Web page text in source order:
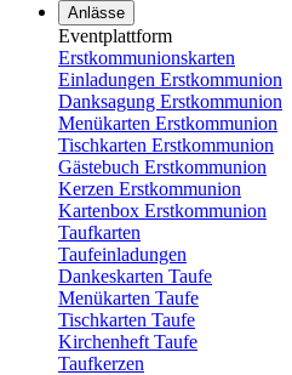
Anlässe
Eventplattform
Erstkommunionskarten
Einladungen Erstkommunion
Danksagung Erstkommunion
Menükarten Erstkommunion
Tischkarten Erstkommunion
Gästebuch Erstkommunion
Kerzen Erstkommunion
Kartenbox Erstkommunion
Taufkarten
Taufeinladungen
Dankeskarten Taufe
Menükarten Taufe
Tischkarten Taufe
Kirchenheft Taufe
Taufkerzen